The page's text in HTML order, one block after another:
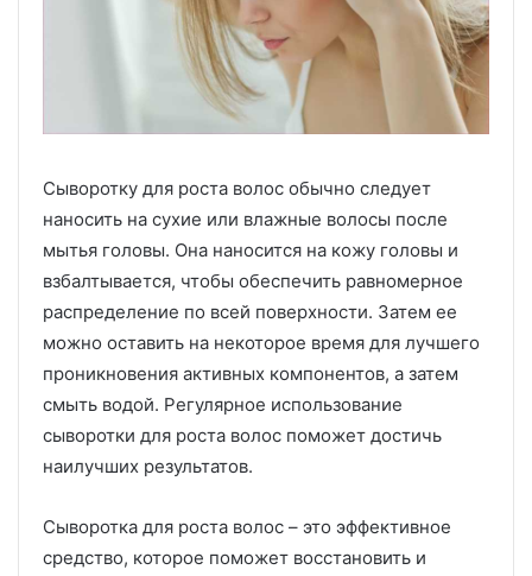
Сыворотку для роста волос обычно следует
наносить на сухие или влажные волосы после
мытья головы. Она наносится на кожу головы и
взбалтывается, чтобы обеспечить равномерное
распределение по всей поверхности. Затем ее
можно оставить на некоторое время для лучшего
проникновения активных компонентов, а затем
смыть водой. Регулярное использование
сыворотки для роста волос поможет достичь
наилучших результатов.
Сыворотка для роста волос – это эффективное
средство, которое поможет восстановить и